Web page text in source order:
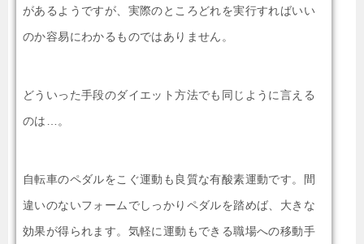
があるようですが、実際のところどれを実行すればいい
のか容易にわかるものではありません。
どういった手段のダイエット方法でも同じように言える
のは…。
自転車のペダルをこぐ運動も良質な有酸素運動です。間
違いのないフォームでしっかりペダルを踏めば、大きな
効果が得られます。気軽に運動もできる職場への移動手